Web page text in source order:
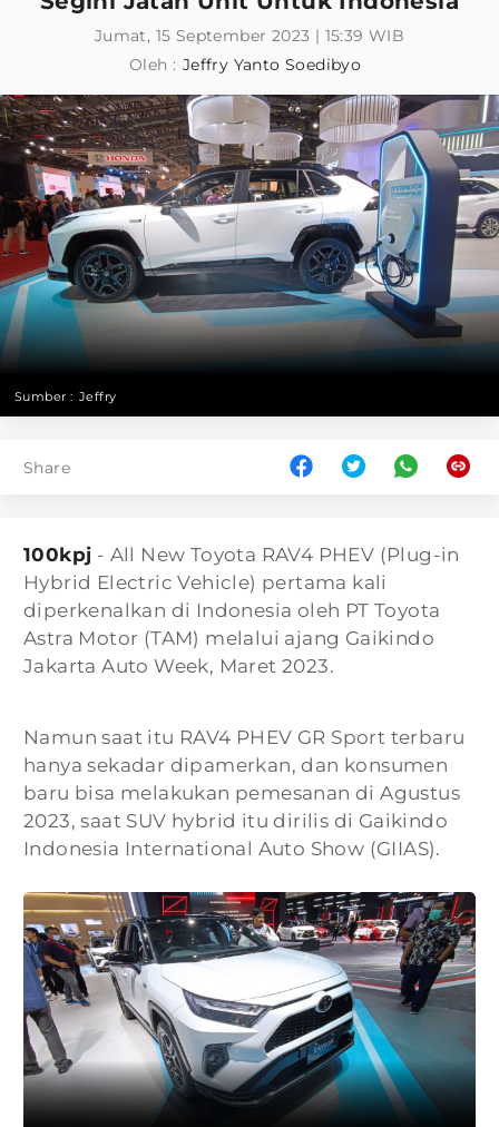
Jumat, 15 September 2023 | 15:39 WIB
Oleh : Jeffry Yanto Soedibyo
Sumber : Jeffry
Share
100kpj - All New Toyota RAV4 PHEV (Plug-in
Hybrid Electric Vehicle) pertama kali
diperkenalkan di Indonesia oleh PT Toyota
Astra Motor (TAM) melalui ajang Gaikindo
Jakarta Auto Week, Maret 2023.
Namun saat itu RAV4 PHEV GR Sport terbaru
hanya sekadar dipamerkan, dan konsumen
baru bisa melakukan pemesanan di Agustus
2023, saat SUV hybrid itu dirilis di Gaikindo
Indonesia International Auto Show (GIIAS).